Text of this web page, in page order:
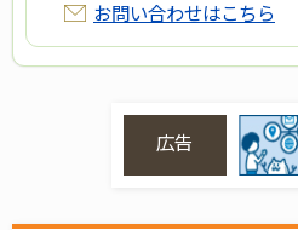
お問い合わせはこちら
広告